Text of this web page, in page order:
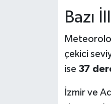
Bazı
çekici
ise 37
İzmir ve